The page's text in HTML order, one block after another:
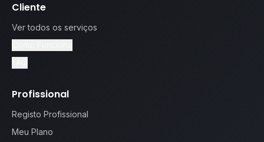
Cliente
Ver todos os serviços
Profissional
Registo Profissional
Meu Plano